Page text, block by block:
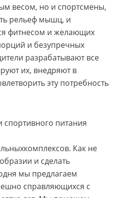
весом, но и спортсмены,
рельеф мышц, и
фитнесом и желающих
и безупречных
разрабатывают все
их, внедряют в
эту потребность
спортивного питания
Как не
и сделать
мы предлагаем
справляющихся с